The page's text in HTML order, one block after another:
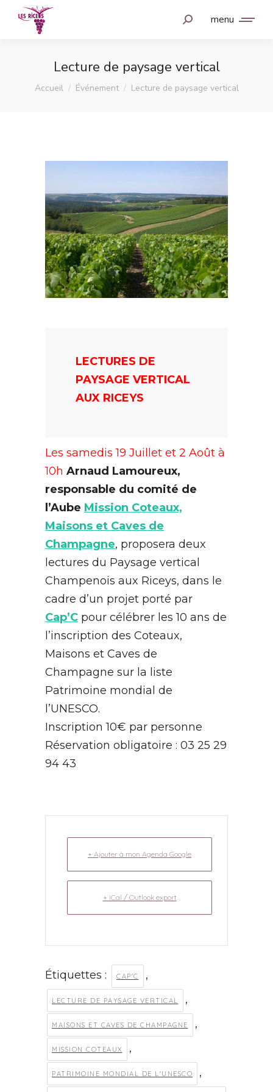
menu
Lecture de paysage vertical
Vous êtes ici :
Accueil Événement Lecture de paysage vertical
LECTURES DE
PAYSAGE VERTICAL
AUX RICEYS
Les samedis 19 Juillet et 2 Août à
10h Arnaud Lamoureux,
responsable du comité de
l’Aube Mission Coteaux,
Maisons et Caves de
Champagne, proposera deux
lectures du Paysage vertical
Champenois aux Riceys, dans le
cadre d’un projet porté par
Cap’C pour célébrer les 10 ans de
l’inscription des Coteaux,
Maisons et Caves de
Champagne sur la liste
Patrimoine mondial de
l’UNESCO.
Inscription 10€ par personne
Réservation obligatoire : 03 25 29
94 43
+ Ajouter à mon Agenda Google
+ iCal / Outlook export
Étiquettes : CAP'C ,
LECTURE DE PAYSAGE VERTICAL ,
MAISONS ET CAVES DE CHAMPAGNE ,
MISSION COTEAUX ,
PATRIMOINE MONDIAL DE L'UNESCO ,